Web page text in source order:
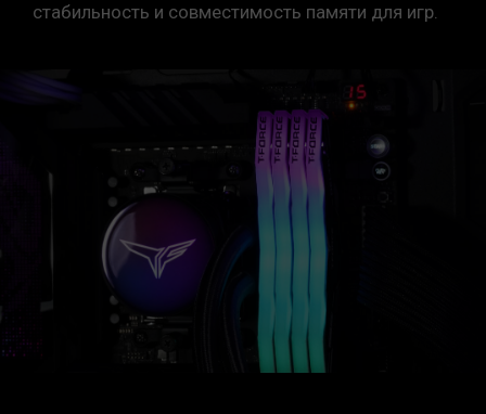
стабильность и совместимость памяти для игр.